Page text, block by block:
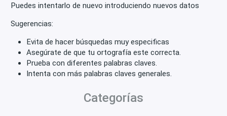
Puedes intentarlo de nuevo introduciendo nuevos datos
Sugerencias:
Evita de hacer búsquedas muy especificas
Asegúrate de que tu ortografía este correcta.
Prueba con diferentes palabras claves.
Intenta con más palabras claves generales.
Categorías